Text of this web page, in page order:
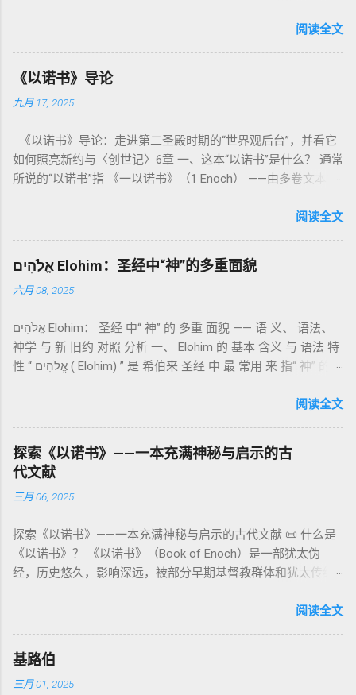
内容看似仪式化，《利未记》却揭示了 神的临在如何规范人类
为我耶和华你们的神是圣洁的。”（利未记19:2） 这节经文构成
整卷书的中心神学。希伯来文“קָדוֹשׁ”（kadosh）不仅意味着道
德上的圣洁，更意味着“分别出来”、“归属于神”。 《利未记》教
中活出“圣洁”。圣洁不仅是内心态度，更是生活方式。 二、献
祭制度：与神相交的通道 前七章详细描述五种祭： 燔祭
（olah）：全然献上，象征奉献与赎罪； 素祭 （minchah）：
团契的象征； 赎罪祭 （chatat）：针对无意之罪的遮盖； 赎愆
祭 （asham）：针对特定罪行的赔偿与赎回。 这些制度不是单
纯宗教仪式，而是 神提供给罪人恢复关系的方式 。 希伯来文
祂的子民得洁净并维系同在。 三、祭司制度与敬拜秩序 亚伦与
记》强调他们的洁净、服饰、行为都必须与神的圣洁相称。 祭
司是 圣所的看守者、律法的教导者与百姓的代求者 。他们的失
败（如拿答与亚比户擅献凡火）立刻带来神的审判（利10
限 第11–15章讲述关于食物、疾病（如大麻风）、体液等“洁净
与不洁”的律例。其目的不是为了迷信或隔离，而是建立 圣洁与
秩序感 ，帮助以色列人活在神的同在中。 “洁净”不是等同于“无
罪”，而是不妨碍与神交往的状态。圣所是神居住之地，进入必
16章描述每年一次的“赎罪日”（Yom Kippur），大祭司进入至
圣所，用血为圣所与百姓遮罪。 这是整卷《利未记》的神学中
心： 神愿意居住在人中间； 罪必须被遮盖才能维持这同在；
神主动提供遮罪之道（两个祭牲，特别是“为耶和华”的与“归于
亚撒泻勒”的）。 这预表...
阅读全文
《以诺书》导论
九月 17, 2025
《以诺书》导论：走进第二圣殿时期的“世界观后台”，并看它
如何照亮新约与〈创世记〉6章 一、这本“以诺书”是什么？ 通常
所说的“以诺书”指 《一以诺书》（1 Enoch） ——由多卷文本构
世纪），虽不在犹太/基督教主流正典之内（ 埃塞俄比亚正教
吉兹语（埃塞俄比亚语） 保存， 死海古卷 出土了多份 阿拉姆
语 残卷，另有 希腊文 片段，显示其广泛流传。 《一以诺书》
大体由五部分组成（作者与年代各异）： 《守望者之书》（1–
通婚、巨人（尼非利人）的出现，以及神对其囚禁与审判。
《比喻/相似喻之书》（37–71） ：频繁出现“ 那位人子/拣选
者/义者 ”，刻画末世审判与王权。 《天文之书》（72–82） ：
：以异象回顾以色列史并预示末世。 《以诺书信》（91–108）
：智慧训诫、“祸哉”、义人与恶人的结局等。 提示：另有《二
以诺书》（斯拉夫文）与《三以诺书》（希伯来文），属更晚
期以诺传统，不等同于《一以诺书》。 二、为什么重要？——
它是新约作者与读者共享的“语境词典” 1）新约中的直接/间接
呼应 犹大书14–15 几乎逐字引 1 Enoch 1:9（“主带着千万圣者
的“深渊囚禁”叙事共振。 彼后2:4 用“ 他他路斯 （Tartarus）”指
天使囚禁之所，贴近以诺传统语境。 福音书/启示录 中的“ 人子
来临与天使同来、坐在荣耀宝座审判列国 ”（太24–25；启1、
观 ：以诺将“巨人之灵”为游行污灵的渊源学解释，补给了新约
驱魔叙事背后的“灵界词库”（可1、路8；亦参弗6:12“执政掌
权”）。 阴间与审判意象 ：Sheol 的分区、册卷与火刑等图像，
阅读全文
אֱלֹהִים Elohim：圣经中“神”的多重面貌
六月 08, 2025
אֱלֹהִים Elohim： 圣经 中“ 神” 的 多重 面貌 —— 语 义、 语法、
神学 与 新 旧约 对照 分析 一、 Elohim 的 基本 含义 与 语法 特
性 “ אֱלֹהִים ( Elohim) ” 是 希伯来 圣经 中 最 常用 来 指“ 神” 的
者”。 ✦ 语法 现象： Elohim 是 一个 复数 形式 （“- im” 后
世 记 1: 1）； 在 其他 语 境 中也 可 用于 复数 意义， 如 指 多
神、 属 灵 存在、 审判 官 等； 因此， 需 借助 上下文 判断 语
义 和 神学 定位 。 二、 希伯来 圣经 中 Elohim 的 主要 用法 与
示例 分类 类型 用法 说明 示例 经文 含义 1. 真神 指 以色列 的
所 崇拜 的 神祇 出 20: 3 假 神/ 偶像（ gods） 3. 属 灵 存在
神 的 众 子、 天使、 神圣 议会 成员 诗 82: 1, 申 32: 8– 9
神圣 存在（ divine beings） 4. 法官 被 委托 施行 神 审判者 出
权 代表 受托 执行 神 旨意 的 人（ 如 摩西） 出 7: 1 神 的 代言
人（ divine proxy） 6. 强调 威严 复数 形式 强调 尊贵 超自然 的
显现 撒 上 28: 13 灵界 显现 或 尊称（ majestic plural） 三、
每一 类 的 代表 经文 解读 1. 真神 的 独 一 性（ 创世 记 1: 1） “
בְּרֵאשִׁית בָּרָא אֱלֹהִים...” “ 起初， 神（ Elohim） 创造 天地。” 尽
阅读全文
探索《以诺书》——一本充满神秘与启示的古
代文献
三月 06, 2025
探索《以诺书》——一本充满神秘与启示的古代文献 📜 什么是
《以诺书》？ 《以诺书》（Book of Enoch）是一部犹太伪
经，历史悠久，影响深远，被部分早期基督教群体和犹太传统
的曾祖父——的名义写成，包含大量关于天使、堕落、审判和弥
行，神将他取去，他就不在世了。” 这一神秘的记载激发了后世
关于以诺与神的关系、天国奥秘的丰富想象。《以诺书》便是
这种想象的结晶。 📖《以诺书》的主要内容 《以诺书》并非一
阅读全文
基路伯
三月 01, 2025